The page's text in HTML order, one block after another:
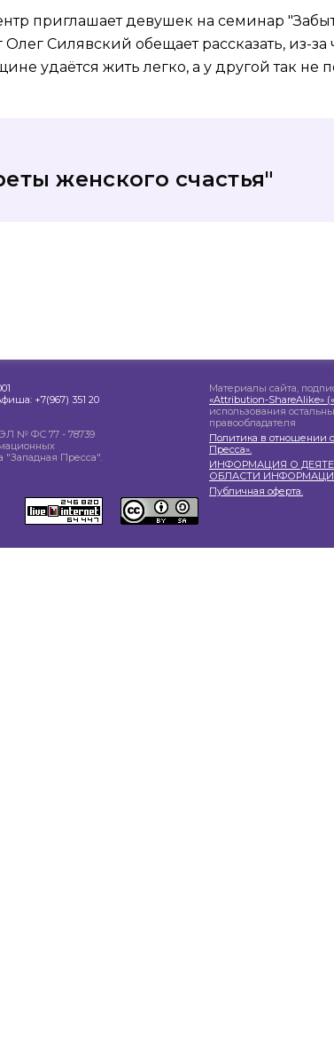
приглашает девушек на семинар
Силявский обещает рассказать, из-за
удаётся жить легко, а у другой так не
женского счастья"
+7(967) 351 20
№ ФС 77 - 78739
"Западная Пресса".
Материалы сайта,
«Attribution-ShareAlike»
использования
правообладателя
Политика в отношении
Пресса».
ИНФОРМАЦИЯ О
ОБЛАСТИ
Публичная оферта.